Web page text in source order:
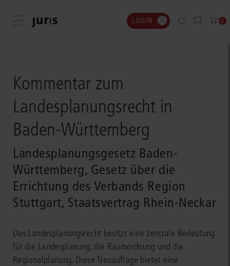
Menü öffnen LOGIN 0
Kommentar zum
Landesplanungsrecht in
Baden-Württemberg
Landesplanungsgesetz Baden-
Württemberg, Gesetz über die
Errichtung des Verbands Region
Stuttgart, Staatsvertrag Rhein-Neckar
Das Landesplanungsrecht besitzt eine zentrale Bedeutung
für die Landesplanung, die Raumordnung und die
Regionalplanung. Diese Neuauflage bietet eine